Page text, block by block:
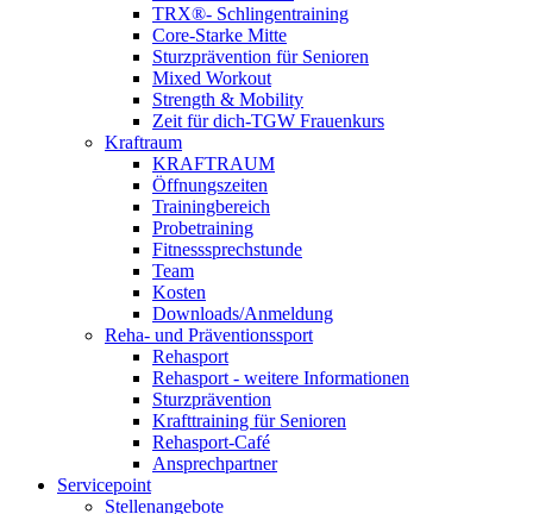
TRX®- Schlingentraining
Core-Starke Mitte
Sturzprävention für Senioren
Mixed Workout
Strength & Mobility
Zeit für dich-TGW Frauenkurs
Kraftraum
KRAFTRAUM
Öffnungszeiten
Trainingbereich
Probetraining
Fitnesssprechstunde
Team
Kosten
Downloads/Anmeldung
Reha- und Präventionssport
Rehasport
Rehasport - weitere Informationen
Sturzprävention
Krafttraining für Senioren
Rehasport-Café
Ansprechpartner
Servicepoint
Stellenangebote